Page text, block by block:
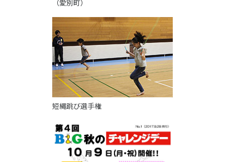
（愛別町）
短縄跳び選手権